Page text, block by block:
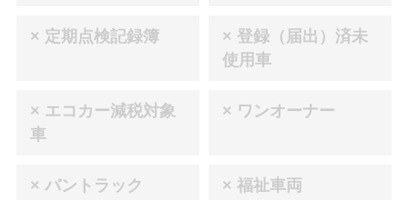
× 定期点検記録簿
× 登録（届出）済未
使用車
× エコカー減税対象
車
× ワンオーナー
× バントラック × 福祉車両